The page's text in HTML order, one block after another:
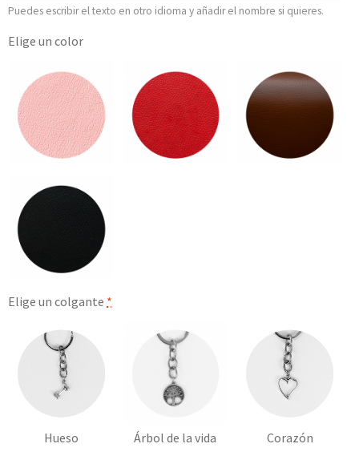
Puedes escribir el texto en otro idioma y añadir el nombre si quieres.
Elige un color
Elige un colgante *
Hueso Árbol de la vida Corazón